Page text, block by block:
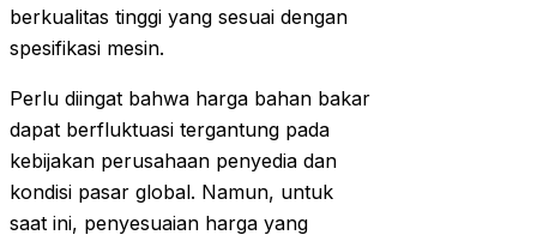
berkualitas tinggi yang sesuai dengan
spesifikasi mesin.
Perlu diingat bahwa harga bahan bakar
dapat berfluktuasi tergantung pada
kebijakan perusahaan penyedia dan
kondisi pasar global. Namun, untuk
saat ini, penyesuaian harga yang